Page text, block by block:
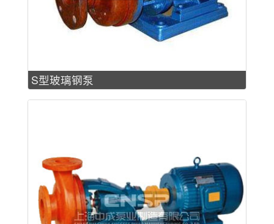
S型玻璃钢泵